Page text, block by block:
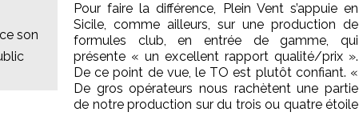
son
Pour faire la différence, Plein Vent s’appuie en
Sicile, comme ailleurs, sur une production de
formules club, en entrée de gamme, qui
présente « un excellent rapport qualité/prix ».
De ce point de vue, le TO est plutôt confiant. «
De gros opérateurs nous rachètent une partie
de notre production sur du trois ou quatre étoile